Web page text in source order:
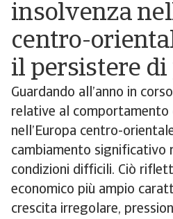
insolvenza
centro-
il persistere
Guardando all’anno in
relative al comportamento
nell’Europa centro-
cambiamento
condizioni difficili. Ciò
economico più ampio
crescita irregolare,